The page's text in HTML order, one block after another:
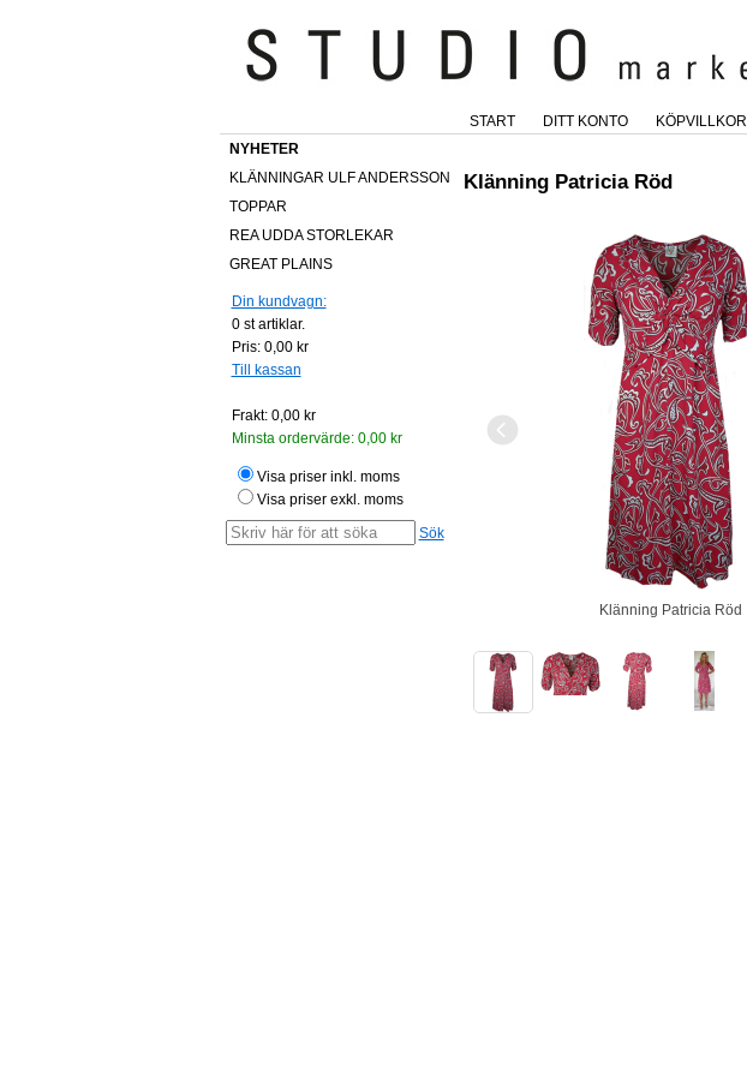
START DITT KONTO KÖPVILLKOR
NYHETER
KLÄNNINGAR ULF ANDERSSON
TOPPAR
REA UDDA STORLEKAR
GREAT PLAINS
Din kundvagn:
0st artiklar.
Pris: 0,00 kr
Till kassan
Frakt: 0,00 kr
Minsta ordervärde: 0,00 kr
Visa priser inkl. moms
Visa priser exkl. moms
Sök
Klänning Patricia Röd
Klänning Patricia Röd